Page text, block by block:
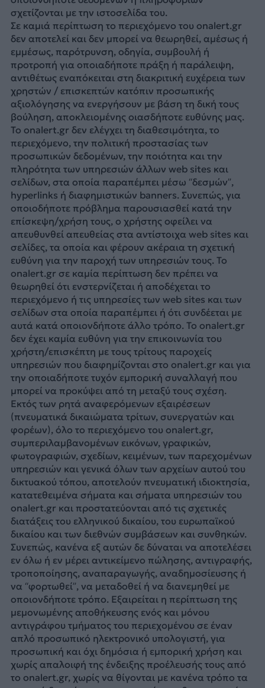
σχετίζονται με την ιστοσελίδα του.
Σε καμιά περίπτωση το περιεχόμενο του onalert.gr
δεν αποτελεί και δεν μπορεί να θεωρηθεί, αμέσως ή
εμμέσως, παρότρυνση, οδηγία, συμβουλή ή
προτροπή για οποιαδήποτε πράξη ή παράλειψη,
αντιθέτως εναπόκειται στη διακριτική ευχέρεια των
χρηστών / επισκεπτών κατόπιν προσωπικής
αξιολόγησης να ενεργήσουν με βάση τη δική τους
βούληση, αποκλειομένης οιασδήποτε ευθύνης μας.
Το onalert.gr δεν ελέγχει τη διαθεσιμότητα, το
περιεχόμενο, την πολιτική προστασίας των
προσωπικών δεδομένων, την ποιότητα και την
πληρότητα των υπηρεσιών άλλων web sites και
σελίδων, στα οποία παραπέμπει μέσω “δεσμών”,
hyperlinks ή διαφημιστικών banners. Συνεπώς, για
οποιοδήποτε πρόβλημα παρουσιασθεί κατά την
επίσκεψη/χρήση τους, ο χρήστης οφείλει να
απευθυνθεί απευθείας στα αντίστοιχα web sites και
σελίδες, τα οποία και φέρουν ακέραια τη σχετική
ευθύνη για την παροχή των υπηρεσιών τους. Το
onalert.gr σε καμία περίπτωση δεν πρέπει να
θεωρηθεί ότι ενστερνίζεται ή αποδέχεται το
περιεχόμενο ή τις υπηρεσίες των web sites και των
σελίδων στα οποία παραπέμπει ή ότι συνδέεται με
αυτά κατά οποιονδήποτε άλλο τρόπο. Το onalert.gr
δεν έχει καμία ευθύνη για την επικοινωνία του
χρήστη/επισκέπτη με τους τρίτους παροχείς
υπηρεσιών που διαφημίζονται στο onalert.gr και για
την οποιαδήποτε τυχόν εμπορική συναλλαγή που
μπορεί να προκύψει από τη μεταξύ τους σχέση.
Εκτός των ρητά αναφερόμενων εξαιρέσεων
(πνευματικά δικαιώματα τρίτων, συνεργατών και
φορέων), όλο το περιεχόμενο του onalert.gr,
συμπεριλαμβανομένων εικόνων, γραφικών,
φωτογραφιών, σχεδίων, κειμένων, των παρεχομένων
υπηρεσιών και γενικά όλων των αρχείων αυτού του
δικτυακού τόπου, αποτελούν πνευματική ιδιοκτησία,
κατατεθειμένα σήματα και σήματα υπηρεσιών του
onalert.gr και προστατεύονται από τις σχετικές
διατάξεις του ελληνικού δικαίου, του ευρωπαϊκού
δικαίου και των διεθνών συμβάσεων και συνθηκών.
Συνεπώς, κανένα εξ αυτών δε δύναται να αποτελέσει
εν όλω ή εν μέρει αντικείμενο πώλησης, αντιγραφής,
τροποποίησης, αναπαραγωγής, αναδημοσίευσης ή
να “φορτωθεί”, να μεταδοθεί ή να διανεμηθεί με
οποιονδήποτε τρόπο. Εξαιρείται η περίπτωση της
μεμονωμένης αποθήκευσης ενός και μόνου
αντιγράφου τμήματος του περιεχομένου σε έναν
απλό προσωπικό ηλεκτρονικό υπολογιστή, για
προσωπική και όχι δημόσια ή εμπορική χρήση και
χωρίς απαλοιφή της ένδειξης προέλευσής τους από
το onalert.gr, χωρίς να θίγονται με κανένα τρόπο τα